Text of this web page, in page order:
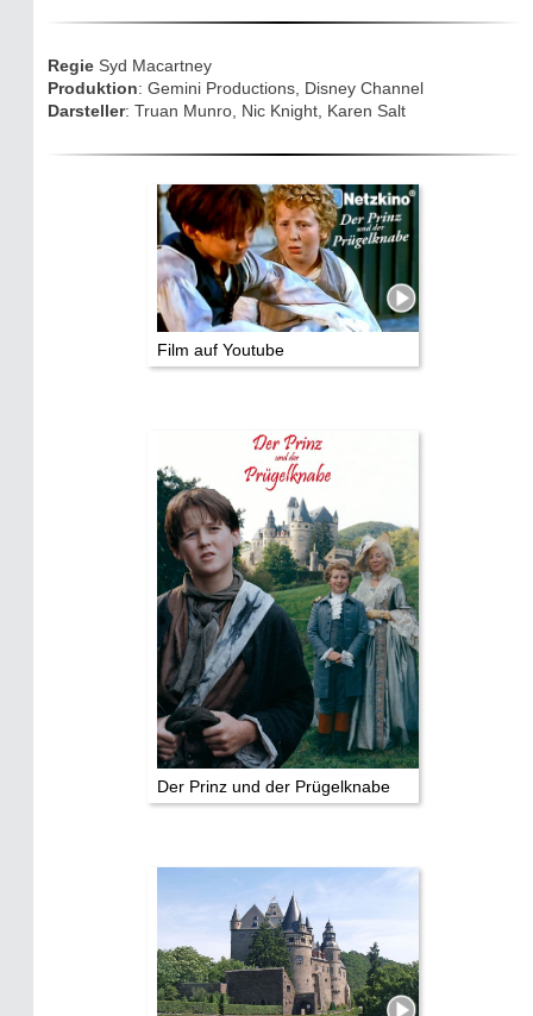
Drehorte & Tatorte
Eifelkrimi: Keine Gutenachtgeschichte
Die Autoren
TV & Kino
Die Stars:
Wer hat wo gedreht?
Mediathek
Datenschutz
Regie Syd Macartney
Produktion: Gemini Productions, Disney Channel
Darsteller: Truan Munro, Nic Knight, Karen Salt
Film auf Youtube
Der Prinz und der Prügelknabe